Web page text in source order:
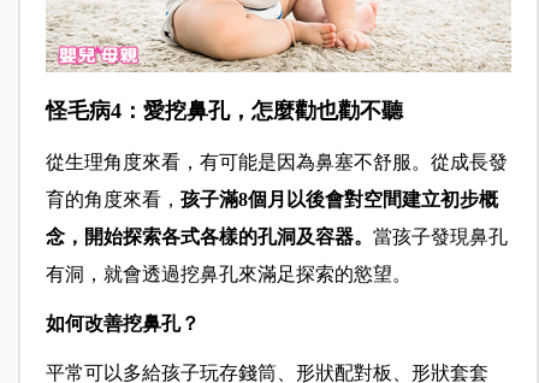
怪毛病4：愛挖鼻孔，怎麼勸也勸不聽
從生理角度來看，有可能是因為鼻塞不舒服。從成長發
育的角度來看， 孩子滿8個月以後會對空間建立初步概
念，開始探索各式各樣的孔洞及容器。 當孩子發現鼻孔
有洞，就會透過挖鼻孔來滿足探索的慾望。
如何改善挖鼻孔？
平常可以多給孩子玩存錢筒、形狀配對板、形狀套套